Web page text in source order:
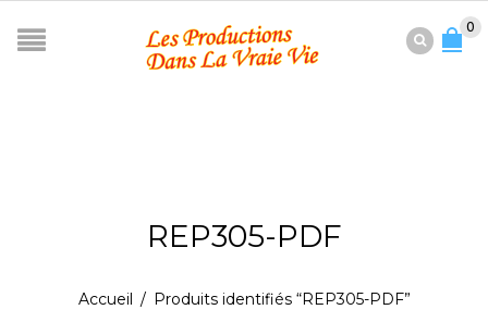
0
REP305-PDF
Accueil / Produits identifiés “REP305-PDF”